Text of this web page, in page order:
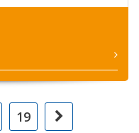
19